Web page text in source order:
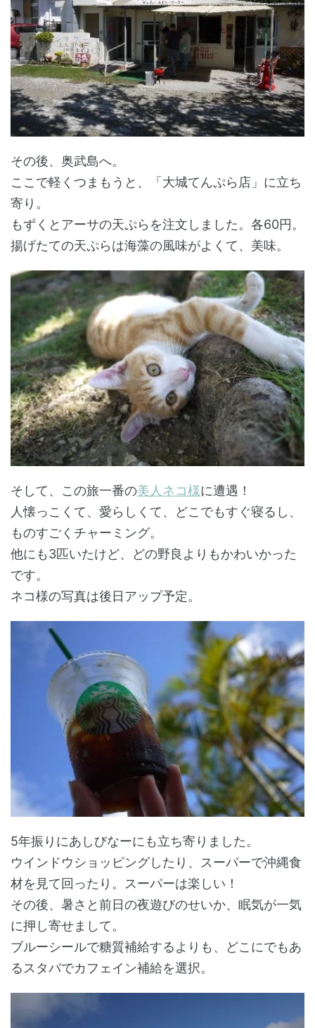
その後、奥武島へ。
ここで軽くつまもうと、「大城てんぷら店」に立ち
寄り。
もずくとアーサの天ぷらを注文しました。各60円。
揚げたての天ぷらは海藻の風味がよくて、美味。
そして、この旅一番の美人ネコ様に遭遇！
人懐っこくて、愛らしくて、どこでもすぐ寝るし、
ものすごくチャーミング。
他にも3匹いたけど、どの野良よりもかわいかった
です。
ネコ様の写真は後日アップ予定。
5年振りにあしびなーにも立ち寄りました。
ウインドウショッピングしたり、スーパーで沖縄食
材を見て回ったり。スーパーは楽しい！
その後、暑さと前日の夜遊びのせいか、眠気が一気
に押し寄せまして。
ブルーシールで糖質補給するよりも、どこにでもあ
るスタバでカフェイン補給を選択。